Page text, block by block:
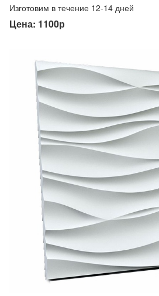
Изготовим в течение 12-14 дней
Цена: 1100р